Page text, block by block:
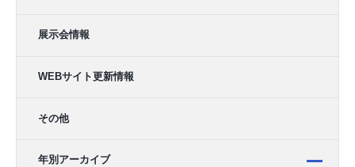
展示会情報
WEBサイト更新情報
その他
年別アーカイブ